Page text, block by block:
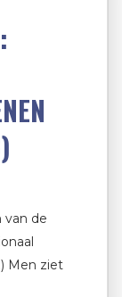
van de
Men ziet